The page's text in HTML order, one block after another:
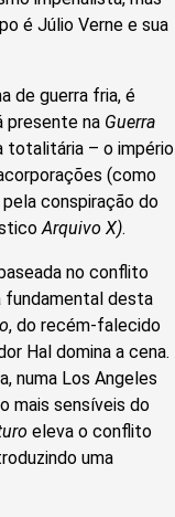
é Júlio Verne e sua
de guerra fria, é
presente na Guerra
totalitária – o império
(como
conspiração do
Arquivo X).
no conflito
fundamental desta
, do recém-falecido
Hal domina a cena.
numa Los Angeles
mais sensíveis do
eleva o conflito
uma